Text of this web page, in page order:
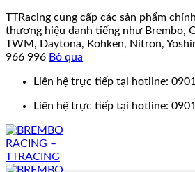
TTRacing cung cấp các sản phẩm
thương hiệu danh tiếng như Brembo,
TWM, Daytona, Kohken, Nitron,
966 996 Bỏ qua
Liên hệ trực tiếp tại hotline:
Liên hệ trực tiếp tại hotline: